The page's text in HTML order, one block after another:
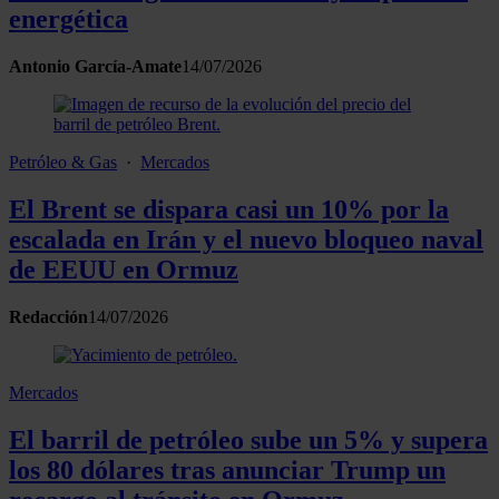
energética
Antonio García-Amate14/07/2026
Petróleo & Gas · Mercados
El Brent se dispara casi un 10% por la
escalada en Irán y el nuevo bloqueo naval
de EEUU en Ormuz
Redacción14/07/2026
Mercados
El barril de petróleo sube un 5% y supera
los 80 dólares tras anunciar Trump un